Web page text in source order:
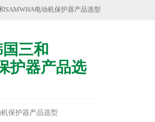
SAMWHA电动机保护器产品选型
国三和
护器产品选
保护器产品选型